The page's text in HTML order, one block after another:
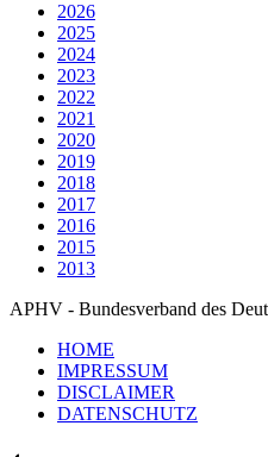
2026
2025
2024
2023
2022
2021
2020
2019
2018
2017
2016
2015
2013
APHV - Bundesverband des
HOME
IMPRESSUM
DISCLAIMER
DATENSCHUTZ